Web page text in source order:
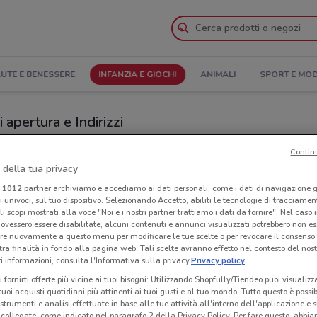
E BENESSERE INFANZIA E GIOCHI ANIMALI SPORT E
apertura e Indirizzi
della tua privacy
1012partner archiviamo e accediamo ai dati personali, come i dati di navigazione
sul tuo dispositivo. Selezionando Accetto, abiliti le tecnologie di
scopi mostrati alla voce "Noi e i nostri partner trattiamo i dati da fornire". Nel caso
essere disabilitate, alcuni contenuti e annunci visualizzati potrebbero non
nuovamente a questo menu per modificare le tue scelte o per revocare il
finalità in fondo alla pagina web. Tali scelte avranno effetto nel contesto del
informazioni, consulta l'Informativa sulla privacy.Privacy policy
fornirti offerte più vicine ai tuoi bisogni: Utilizzando Shopfully/Tiendeo puoi
acquisti quotidiani più attinenti ai tuoi gusti e al tuo mondo. Tutto questo è
e analisi effettuate in base alle tue attività all'interno dell'applicazione e